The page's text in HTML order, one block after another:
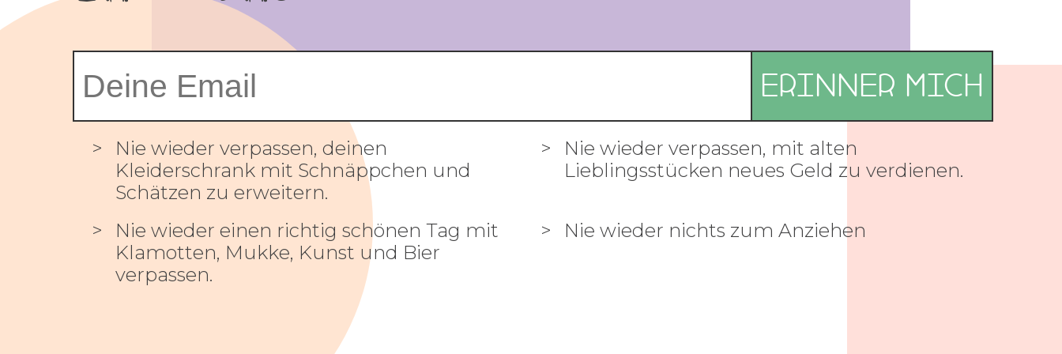
Nie wieder verpassen, deinen
Kleiderschrank mit Schnäppchen und
Schätzen zu erweitern.
Nie wieder verpassen, mit alten
Lieblingsstücken neues Geld zu verdienen.
Nie wieder einen richtig schönen Tag mit
Klamotten, Mukke, Kunst und Bier
verpassen.
Nie wieder nichts zum Anziehen